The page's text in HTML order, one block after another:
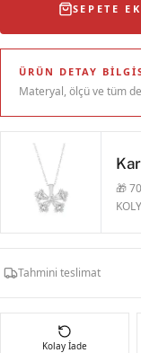
SEPETE
ÜRÜN DETAY
Materyal, ölçü ve tüm
🎁
Tahmini teslimat
Kolay İade